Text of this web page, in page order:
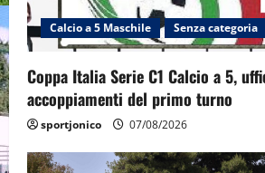
Calcio a 5 Maschile Senza categoria
Coppa Italia Serie C1 Calcio a 5,
accoppiamenti del primo turno
sportjonico 07/08/2026